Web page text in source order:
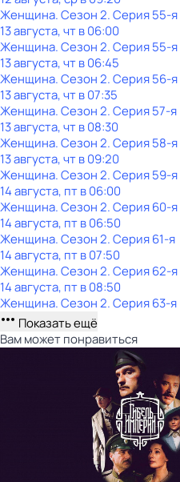
Женщина. Сезон 2. Серия 55-я
13 августа, чт в 06:00
Женщина. Сезон 2. Серия 55-я
13 августа, чт в 06:45
Женщина. Сезон 2. Серия 56-я
13 августа, чт в 07:35
Женщина. Сезон 2. Серия 57-я
13 августа, чт в 08:30
Женщина. Сезон 2. Серия 58-я
13 августа, чт в 09:20
Женщина. Сезон 2. Серия 59-я
14 августа, пт в 06:00
Женщина. Сезон 2. Серия 60-я
14 августа, пт в 06:50
Женщина. Сезон 2. Серия 61-я
14 августа, пт в 07:50
Женщина. Сезон 2. Серия 62-я
14 августа, пт в 08:50
Женщина. Сезон 2. Серия 63-я
Показать ещё
Вам может понравиться